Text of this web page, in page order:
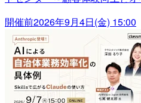
開催前2026年9月4日(金) 15:00